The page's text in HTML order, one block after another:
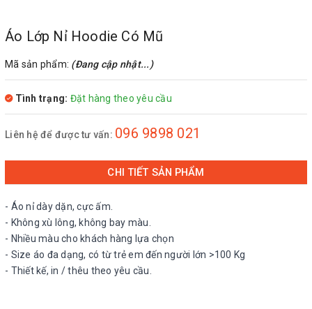
Áo Lớp Nỉ Hoodie Có Mũ
Mã sản phẩm: (Đang cập nhật...)
Tình trạng: Đặt hàng theo yêu cầu
Liên hệ để được tư vấn: 096 9898 021
CHI TIẾT SẢN PHẨM
- Áo nỉ dày dặn, cực ấm.
- Không xù lông, không bay màu.
- Nhiều màu cho khách hàng lựa chọn
- Size áo đa dạng, có từ trẻ em đến người lớn >100 Kg
- Thiết kế, in / thêu theo yêu cầu.